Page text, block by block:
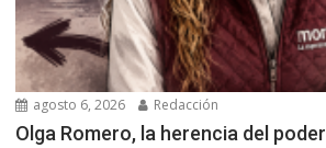
agosto 6, 2026 Redacción
Olga Romero, la herencia del poder